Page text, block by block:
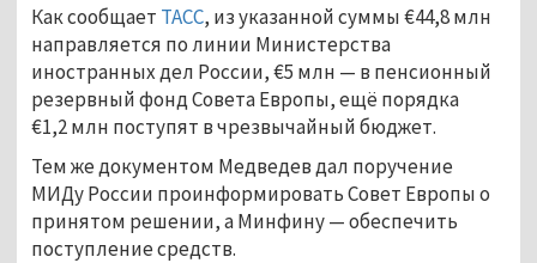
Как сообщает ТАСС, из указанной суммы €44,8 млн
направляется по линии Министерства
иностранных дел России, €5 млн — в пенсионный
резервный фонд Совета Европы, ещё порядка
€1,2 млн поступят в чрезвычайный бюджет.
Тем же документом Медведев дал поручение
МИДу России проинформировать Совет Европы о
принятом решении, а Минфину — обеспечить
поступление средств.